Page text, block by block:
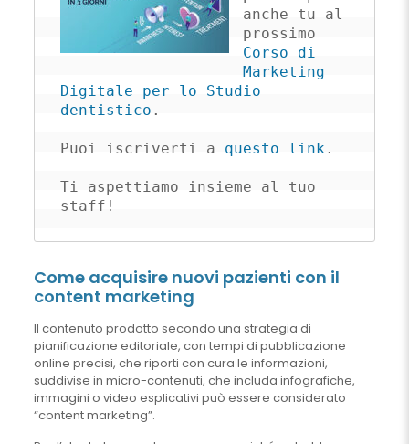
anche tu al
Corso di
Marketing
Digitale per lo Studio
dentistico .
Puoi iscriverti a questo link.
Ti aspettiamo insieme al tuo
staff!
Come acquisire nuovi pazienti con il
content marketing
Il contenuto prodotto secondo una strategia di
pianificazione editoriale, con tempi di pubblicazione
online precisi, che riporti con cura le informazioni,
suddivise in micro-contenuti, che includa infografiche,
immagini o video esplicativi può essere considerato
“content marketing”.